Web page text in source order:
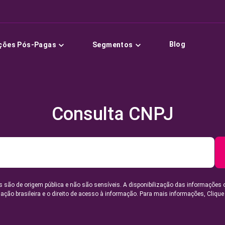
Pós-Pagas Segmentos Blog
Consulta CNPJ
são de origem pública e não são sensíveis. A disponibilização das informações
brasileira e o direito de acesso à informação. Para mais informações,